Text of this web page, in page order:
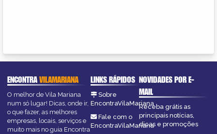
ENCONTRAVILAMARIANA
O melhor de Vila Mariana
num só lugar! Dicas, onde ir,
o que fazer, as melhores
empresas, locais, serviços e
muito mais no guia Encontra
LINKS RÁPIDOS
Sobre
EncontraVilaMariana
Fale com o
EncontraVilaMariana
NOVIDADES POR E-
MAIL
Receba grátis as
principais notícias,
dicas e promoções